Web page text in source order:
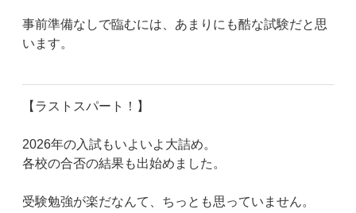
事前準備なしで臨むには、あまりにも酷な試験だと思
います。
【ラストスパート！】
2026年の入試もいよいよ大詰め。
各校の合否の結果も出始めました。
受験勉強が楽だなんて、ちっとも思っていません。